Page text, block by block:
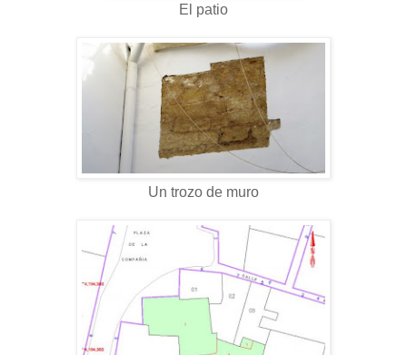
El patio
Un trozo de muro